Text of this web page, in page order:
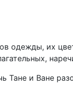
одежды, их
и Ване